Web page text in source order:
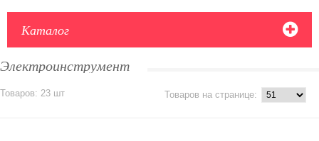
Каталог
Электроинструмент
Товаров: 23 шт Товаров на странице: